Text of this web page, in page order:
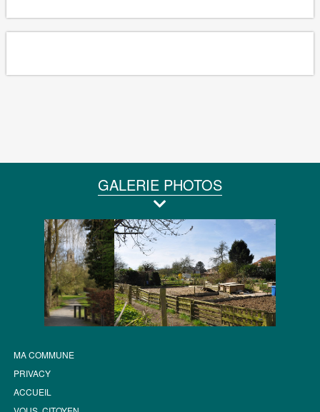
GALERIE PHOTOS
MA COMMUNE
PRIVACY
ACCUEIL